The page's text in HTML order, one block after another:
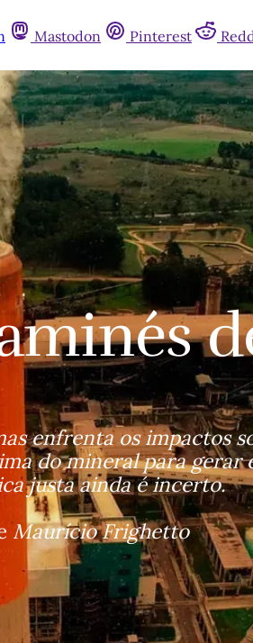
Mastodon Pinterest
enfrenta os impactos
do mineral para
justa ainda é incerto.
Maurício Frighetto